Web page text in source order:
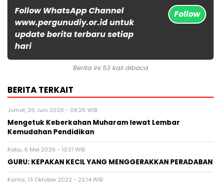
Follow WhatsApp Channel
www.pergunudiy.or.id untuk
update berita terbaru setiap
hari
Follow
Berita ini 53 kali dibaca
BERITA TERKAIT
Jumat, 26 Juni 2026 - 08:26 WIB
Mengetuk Keberkahan Muharam lewat Lembar
Kemudahan Pendidikan
Rabu, 6 Mei 2026 - 13:31 WIB
GURU: KEPAKAN KECIL YANG MENGGERAKKAN PERADABAN
Kamis, 13 Oktober 2022 - 22:14 WIB